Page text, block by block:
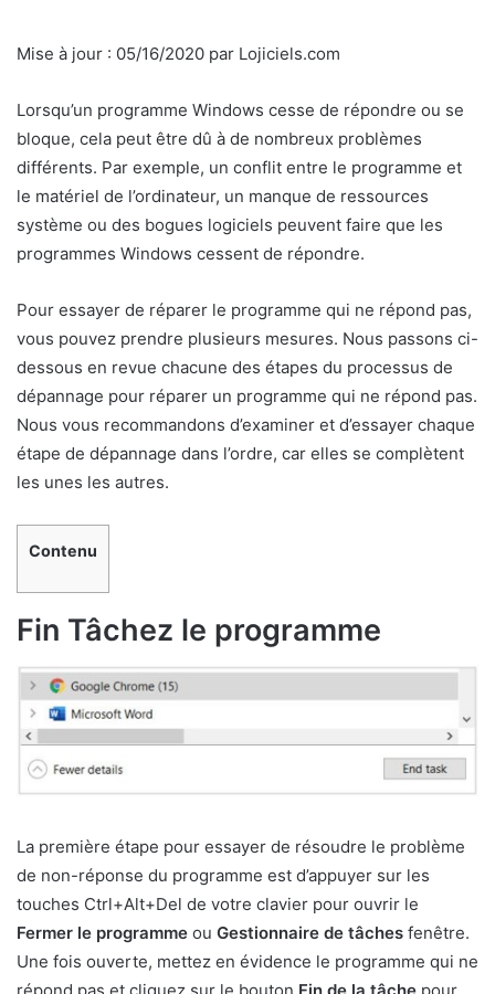
Mise à jour : 05/16/2020 par Lojiciels.com
Lorsqu’un programme Windows cesse de répondre ou se
bloque, cela peut être dû à de nombreux problèmes
différents. Par exemple, un conflit entre le programme et
le matériel de l’ordinateur, un manque de ressources
système ou des bogues logiciels peuvent faire que les
programmes Windows cessent de répondre.
Pour essayer de réparer le programme qui ne répond pas,
vous pouvez prendre plusieurs mesures. Nous passons ci-
dessous en revue chacune des étapes du processus de
dépannage pour réparer un programme qui ne répond pas.
Nous vous recommandons d’examiner et d’essayer chaque
étape de dépannage dans l’ordre, car elles se complètent
les unes les autres.
Contenu
Fin Tâchez le programme
La première étape pour essayer de résoudre le problème
de non-réponse du programme est d’appuyer sur les
touches Ctrl+Alt+Del de votre clavier pour ouvrir le
Fermer le programme ou Gestionnaire de tâches fenêtre.
Une fois ouverte, mettez en évidence le programme qui ne